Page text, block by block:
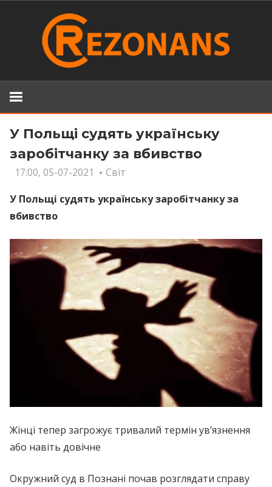
У Польщі судять українську
заробітчанку за вбивство
17:00, 05-07-2021
Світ
У Польщі судять українську заробітчанку за
вбивство
Жінці тепер загрожує тривалий термін ув’язнення
або навіть довічне
Окружний суд в Познані почав розглядати справу